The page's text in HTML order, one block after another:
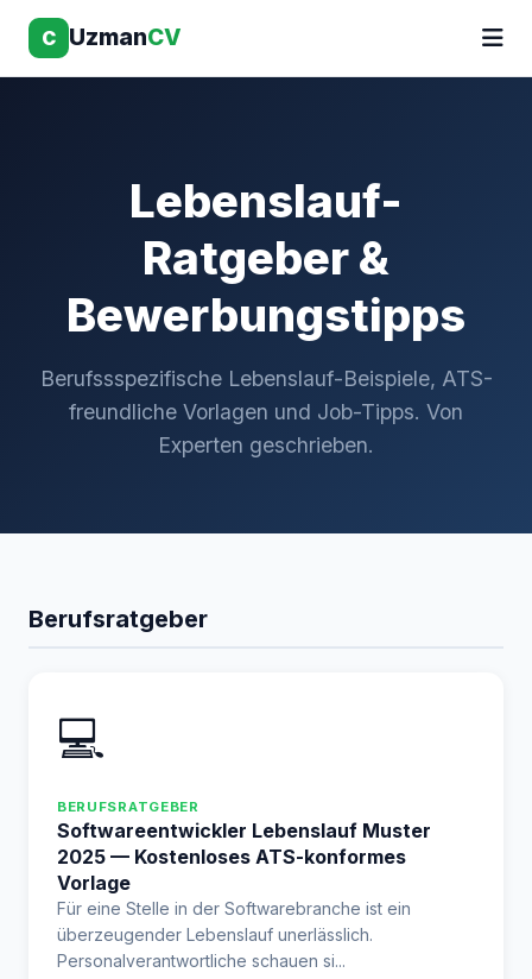
C UzmanCV
Lebenslauf-
Ratgeber &
Bewerbungstipps
Berufssspezifische Lebenslauf-Beispiele, ATS-
freundliche Vorlagen und Job-Tipps. Von
Experten geschrieben.
Berufsratgeber
💻
BERUFSRATGEBER
Softwareentwickler Lebenslauf Muster
2025 — Kostenloses ATS-konformes
Vorlage
Für eine Stelle in der Softwarebranche ist ein
überzeugender Lebenslauf unerlässlich.
Personalverantwortliche schauen si...